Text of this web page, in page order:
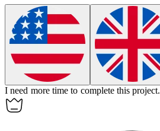
I need more time to complete this project.